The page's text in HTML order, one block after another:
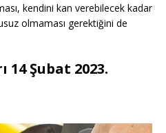
kendini kan verebilecek kadar
olmaması gerektiğini de
Şubat 2023.